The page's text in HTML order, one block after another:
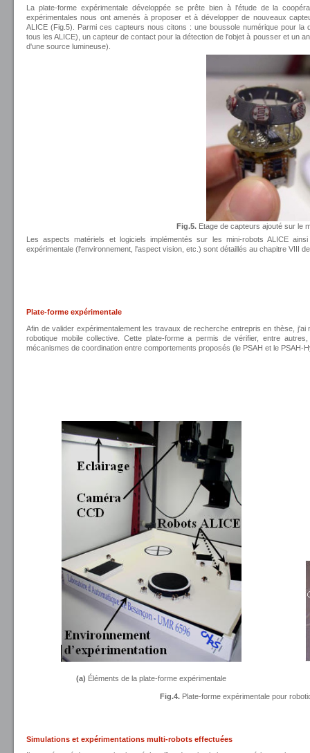
La plate-forme expérimentale développée se prête bien à l'étude de la
expérimentales nous ont amenés à proposer et à développer de nouveaux
ALICE (Fig.5). Parmi ces capteurs nous citons : une boussole numérique pour
tous les ALICE), un capteur de contact pour la détection de l'objet à pousser et un
d'une source lumineuse).
Fig.5.Etage de capteurs ajouté sur le
Les aspects matériels et logiciels implémentés sur les mini-robots ALICE
expérimentale (l'environnement, l'aspect vision, etc.) sont détaillés au chapitre VIII
Plate-forme expérimentale
Afin de valider expérimentalement les travaux de recherche entrepris en thèse,
robotique mobile collective. Cette plate-forme a permis de vérifier, entre
mécanismes de coordination entre comportements proposés (le PSAH et le PSAH-
(a) Éléments de la plate-forme expérimentale
Fig.4. Plate-forme expérimentale pour
Simulations et expérimentations multi-robots effectuées